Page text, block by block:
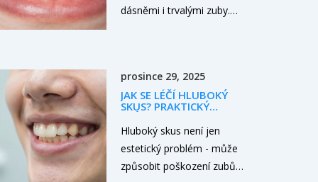
dásněmi i trvalými zuby.
jaké kroky podniknout pro
zdravý chrup vašeho
dítěte.
prosince 29, 2025
JAK SE LÉČÍ HLUBOKÝ
SKUS? PRAKTICKÝ
PACIENTY
Hluboký skus není jen
estetický problém - může
způsobit poškození zubů,